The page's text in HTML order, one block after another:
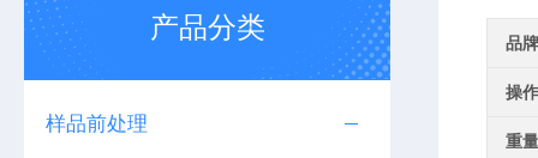
产品分类
样品前处理
品牌
操
重量